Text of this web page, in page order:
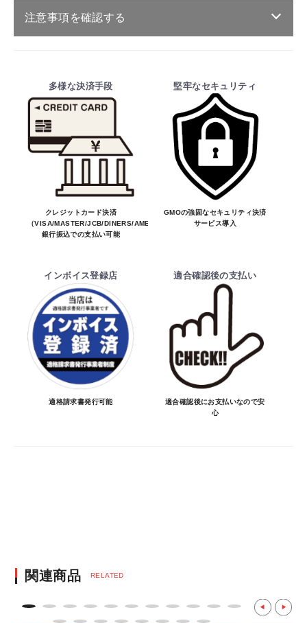
お買物を続ける カートへ進む
注意事項を確認する
・ご注文受付後、メーカーに適合確認を行
い、商品の価格・送料及び納期の正式なご連
絡をしてからの決済となっております。
そのため、ご注文後に適合確認を行い、適
合しない場合はキャンセル可能です。
※商品はメーカー品のため予告無く価格が
変わる場合があります。
※商品は予告無く生産及び販売不可となる
場合があります。
でお受けしておりません。
納期を知りたい場合は、一旦ご注文のお手
続きをお願い致します。
決済について
・ご注文後にメーカー確認を行い、商品が愛
車に合うことを確認してから決済となりま
決済後の正式注文後のキャンセルや変更につい
て
・決済後の正式注文後のキャンセルや変更は
多様な決済手段
クレジットカード決済
（VISA/MASTER/JCB/DINERS/AMEX）、
銀行振込での支払い可能
堅牢なセキュリティ
GMOの強固なセキュリティ決済
サービス導入
インボイス登録店
適格請求書発行可能
適合確認後の支払い
適合確認後にお支払いなので安
心
関連商品 RELATED